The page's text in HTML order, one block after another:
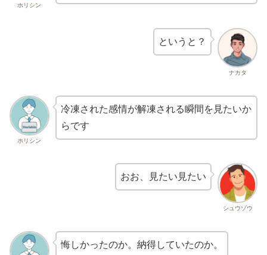
ホリシン
ナカタ
というと？
ホリシン
冷凍された感情が解凍される瞬間を見たいか
らです
シュウゾウ
おお、見たい見たい
悔しかったのか。納得していたのか。